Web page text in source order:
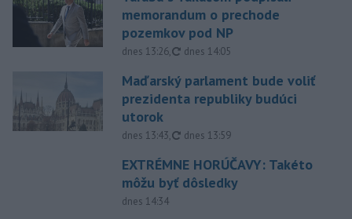
memorandum o prechode
pozemkov pod NP
dnes 13:26, aktualizované
dnes 14:05
Maďarský parlament bude voliť
prezidenta republiky budúci
utorok
dnes 13:43, aktualizované
dnes 13:59
EXTRÉMNE HORÚČAVY: Takéto
môžu byť dôsledky
dnes 14:34